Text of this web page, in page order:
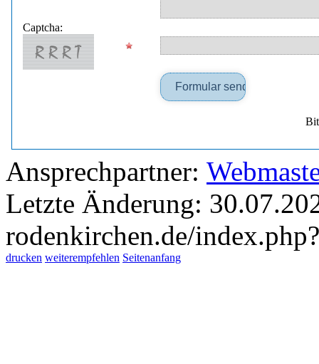
Captcha:
Ansprechpartner:
Letzte Änderung:
rodenkirchen.de/
drucken weiterempfehlen Seitenanfang